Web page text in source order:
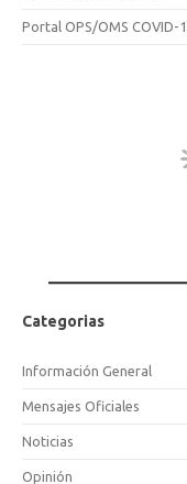
Portal OPS/OMS COVID-
Categorias
Información General
Mensajes Oficiales
Noticias
Opinión